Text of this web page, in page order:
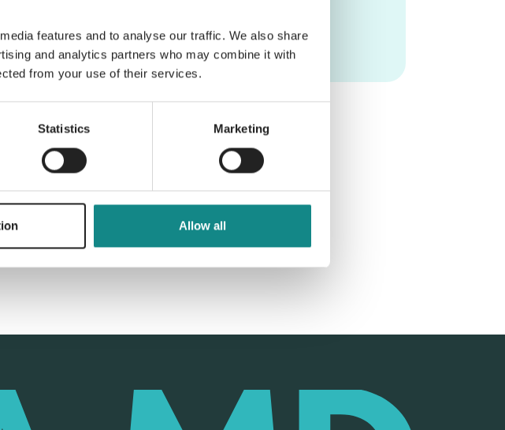
features and to analyse our traffic. We also share
and analytics partners who may combine it with
from your use of their services.
Statistics Marketing
Allow all